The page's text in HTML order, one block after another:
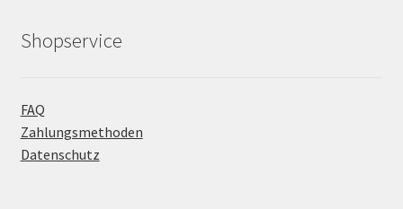
Shopservice
FAQ
Zahlungsmethoden
Datenschutz